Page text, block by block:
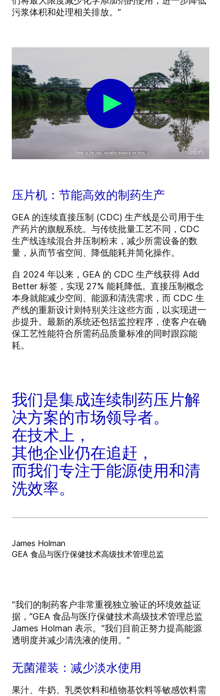
污浆体积和处理相关排放。”
压片机：节能高效的制药生产
GEA 的连续直接压制 (CDC) 生产线是公司用于生
产药片的旗舰系统。与传统批量工艺不同，CDC
生产线连续混合并压制粉末，减少所需设备的数
量，从而节省空间、降低能耗并简化操作。
自 2024 年以来，GEA 的 CDC 生产线获得 Add
Better 标签，实现 27% 能耗降低。直接压制概念
本身就能减少空间、能源和清洗需求，而 CDC 生
产线的重新设计则特别关注这些方面，以实现进一
步提升。最新的系统还包括监控程序，使客户在确
保工艺性能符合所需药品质量标准的同时跟踪能
耗。
我们是集成连续制药压片解
决方案的市场领导者。
在技术上，
其他企业仍在追赶，
而我们专注于能源使用和清
洗效率。
James Holman
GEA 食品与医疗保健技术高级技术管理总监
“我们的制药客户非常重视独立验证的环境效益证
据，”GEA 食品与医疗保健技术高级技术管理总监
James Holman 表示。“我们目前正努力提高能源
透明度并减少清洗液的使用。”
无菌灌装：减少淡水使用
果汁、牛奶、乳类饮料和植物基饮料等敏感饮料需